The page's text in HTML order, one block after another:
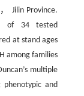
Jilin Province.
of 34 tested
at stand ages
among families
multiple
and